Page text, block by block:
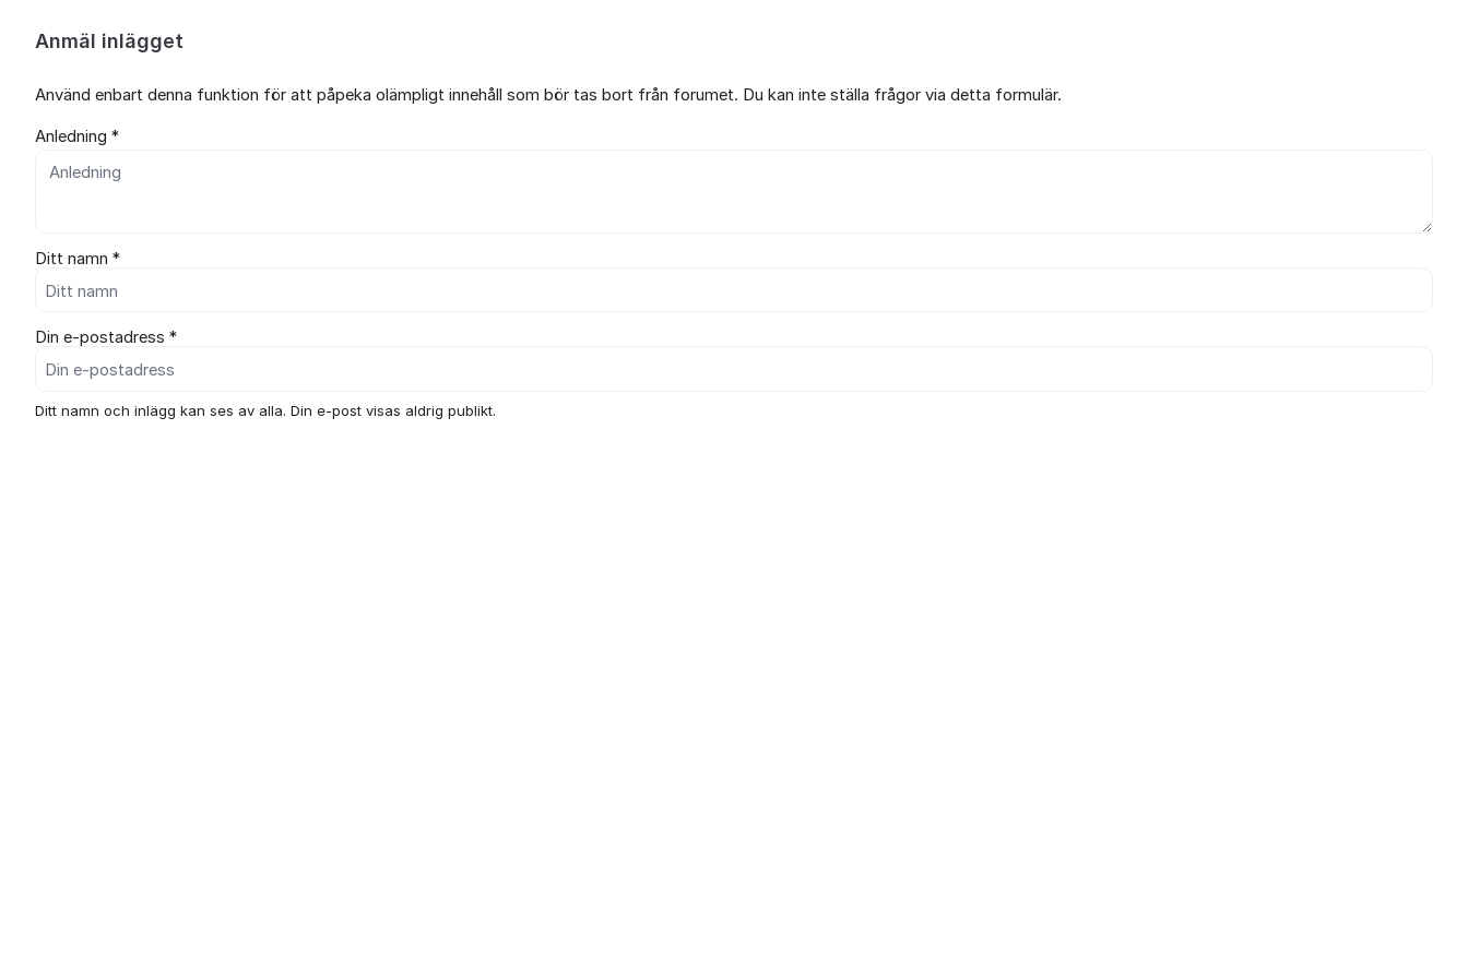
Anmäl inlägget
Använd enbart denna funktion för att påpeka olämpligt innehåll som bör tas bort från forumet. Du kan inte ställa frågor via detta formulär.
Anledning *
Ditt namn *
Din e-postadress *
Ditt namn och inlägg kan ses av alla. Din e-post visas aldrig publikt.